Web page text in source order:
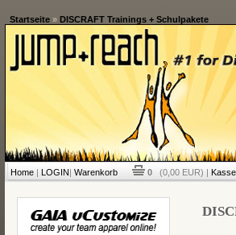
Startseite» DISCRAFT Trainings + Schulpakete
Home| LOGIN| Warenkorb 0 (0,00 EUR) | Kasse